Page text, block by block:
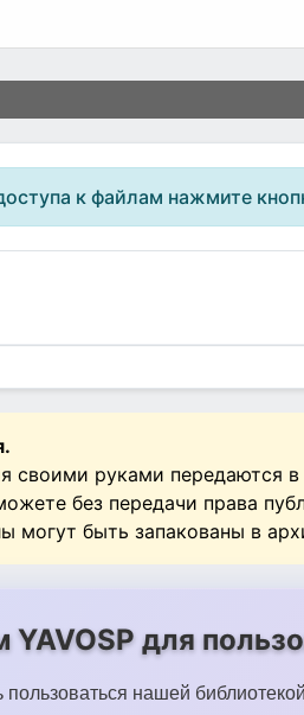
к файлам нажмите
своими руками передаются
без передачи права
могут быть запакованы в
для
нашей